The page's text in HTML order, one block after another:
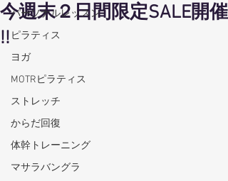
パーソナルレッスン
ピラティス
ヨガ
MOTRピラティス
ストレッチ
からだ回復
体幹トレーニング
マサラバングラ
今週末２日間限定SALE開催
!!